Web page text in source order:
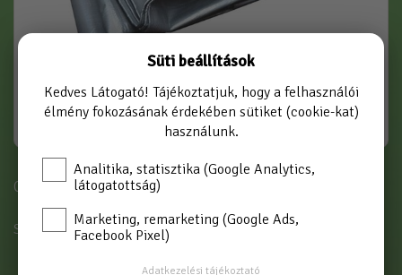
Cikkszám: PL-E 210 4x6
SZÍN EZÜST-BARNA
Süti beállítások
Kedves Látogató! Tájékoztatjuk, hogy a felhasználói
élmény fokozásának érdekében sütiket (cookie-kat)
használunk.
Analitika, statisztika (Google Analytics,
látogatottság)
Marketing, remarketing (Google Ads,
Facebook Pixel)
Adatkezelési tájékoztató